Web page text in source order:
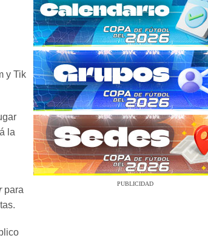
y Tik
la
para
PUBLICIDAD